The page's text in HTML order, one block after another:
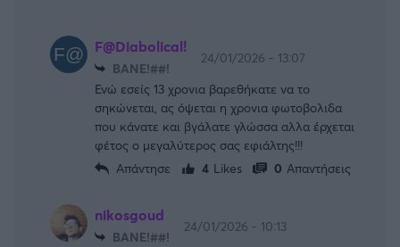
F@Diabolical!
BANE!##!
24/01/2026 - 13:07
Ενώ εσείς 13 χρονια βαρεθήκατε να το
σηκώνεται, ας όψεται η χρονια φωτοβολιδα
που κάνατε και βγάλατε γλώσσα αλλα έρχεται
φέτος ο μεγαλύτερος σας εφιάλτης!!!
Απάντησε
4 Likes 0 Απαντήσεις
nikosgoud
BANE!##!
24/01/2026 - 10:13